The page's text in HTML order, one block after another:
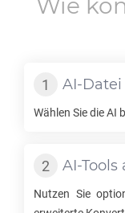
Wie
AI-
Wählen Sie dieAI
AI-Tools
Nutzen Sie